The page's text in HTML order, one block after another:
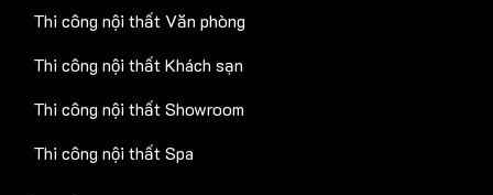
Thi công nội thất Văn phòng
Thi công nội thất Khách sạn
Thi công nội thất Showroom
Thi công nội thất Spa